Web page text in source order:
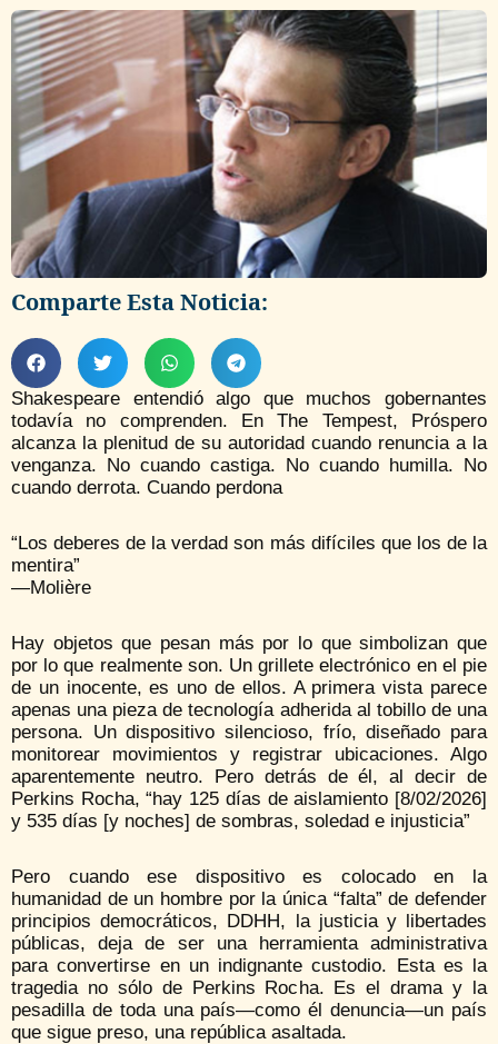
Comparte Esta Noticia:
Shakespeare entendió algo que muchos gobernantes
todavía no comprenden. En The Tempest, Próspero
alcanza la plenitud de su autoridad cuando renuncia a la
venganza. No cuando castiga. No cuando humilla. No
cuando derrota. Cuando perdona
“Los deberes de la verdad son más difíciles que los de la
mentira”
—Molière
Hay objetos que pesan más por lo que simbolizan que
por lo que realmente son. Un grillete electrónico en el pie
de un inocente, es uno de ellos. A primera vista parece
apenas una pieza de tecnología adherida al tobillo de una
persona. Un dispositivo silencioso, frío, diseñado para
monitorear movimientos y registrar ubicaciones. Algo
aparentemente neutro. Pero detrás de él, al decir de
Perkins Rocha, “hay 125 días de aislamiento [8/02/2026]
y 535 días [y noches] de sombras, soledad e injusticia”
Pero cuando ese dispositivo es colocado en la
humanidad de un hombre por la única “falta” de defender
principios democráticos, DDHH, la justicia y libertades
públicas, deja de ser una herramienta administrativa
para convertirse en un indignante custodio. Esta es la
tragedia no sólo de Perkins Rocha. Es el drama y la
pesadilla de toda una país—como él denuncia—un país
que sigue preso, una república asaltada.